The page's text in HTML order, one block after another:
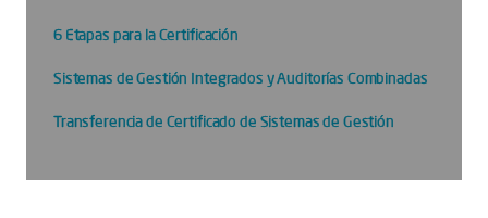
6 Etapas para la Certificación
Sistemas de Gestión Integrados y Auditorías Combinadas
Transferencia de Certificado de Sistemas de Gestión